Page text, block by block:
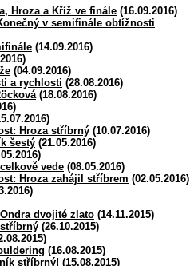
Hroza a Kříž ve finále (16.09.2016)
v semifinále obtížnosti
(14.09.2016)
(04.09.2016)
a rychlosti (28.08.2016)
(18.08.2016)
Hroza stříbrný (10.07.2016)
šestý (21.05.2016)
vede (08.05.2016)
Hroza zahájil stříbrem (02.05.2016)
dvojité zlato (14.11.2015)
(26.10.2015)
(16.08.2015)
stříbrný! (15.08.2015)